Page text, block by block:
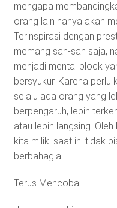
mengapa
orang lain hanya akan
Terinspirasi dengan
memang sah-sah saja,
menjadi mental block
bersyukur. Karena perlu
selalu ada orang yang
berpengaruh, lebih
atau lebih langsing.
kita miliki saat ini tidak
berbahagia.
Terus Mencoba